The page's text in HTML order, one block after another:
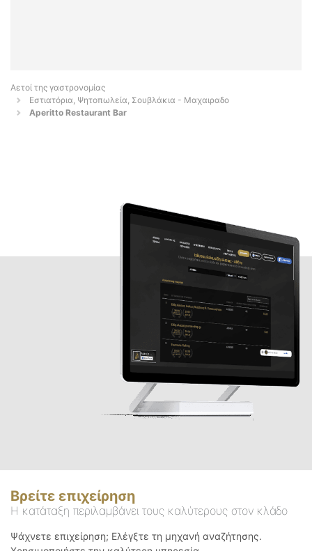
Αετοί της γαστρονομίας
Εστιατόρια, Ψητοπωλεία, Σουβλάκια - Μαχαιραδο
Aperitto Restaurant Bar
Βρείτε επιχείρηση
Η κατάταξη περιλαμβάνει τους καλύτερους στον κλάδο
Ψάχνετε επιχείρηση; Ελέγξτε τη μηχανή αναζήτησης.